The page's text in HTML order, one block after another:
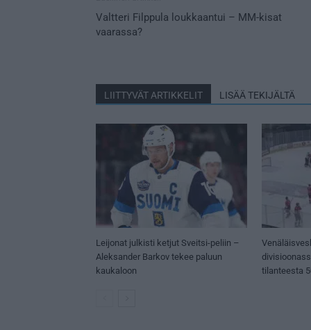
Valtteri Filppula loukkaantui – MM-kisat
vaarassa?
LIITTYVÄT ARTIKKELIT LISÄÄ TEKIJÄLTÄ
Leijonat julkisti ketjut Sveitsi-peliin –
Aleksander Barkov tekee paluun
kaukaloon
tilanteesta